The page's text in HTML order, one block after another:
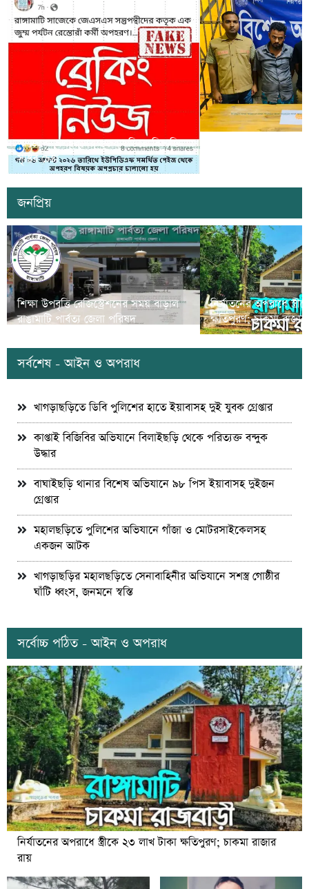
সাজেকে অপহরণের গুজব ছড়িয়ে বিভ্রান্তি
সৃষ্টির চেষ্টা
জনপ্রিয়
শিক্ষা উপবৃত্তি রেজিস্ট্রেশনের সময় বাড়াল
রাঙামাটি পার্বত্য জেলা পরিষদ
নির্যাতনের অপরাধে
ক্ষতিপুরণ; চাকমা
সর্বশেষ - আইন ও অপরাধ
খাগড়াছড়িতে ডিবি পুলিশের হাতে ইয়াবাসহ দুই যুবক গ্রেপ্তার
কাপ্তাই বিজিবির অভিযানে বিলাইছড়ি থেকে পরিত্যক্ত বন্দুক
উদ্ধার
বাঘাইছড়ি থানার বিশেষ অভিযানে ৯৮ পিস ইয়াবাসহ দুইজন
গ্রেপ্তার
মহালছড়িতে পুলিশের অভিযানে গাঁজা ও মোটরসাইকেলসহ
একজন আটক
খাগড়াছড়ির মহালছড়িতে সেনাবাহিনীর অভিযানে সশস্ত্র গোষ্ঠীর
ঘাঁটি ধ্বংস, জনমনে স্বস্তি
সর্বোচ্চ পঠিত - আইন ও অপরাধ
নির্যাতনের অপরাধে স্ত্রীকে ২৩ লাখ টাকা ক্ষতিপুরণ; চাকমা রাজার
রায়